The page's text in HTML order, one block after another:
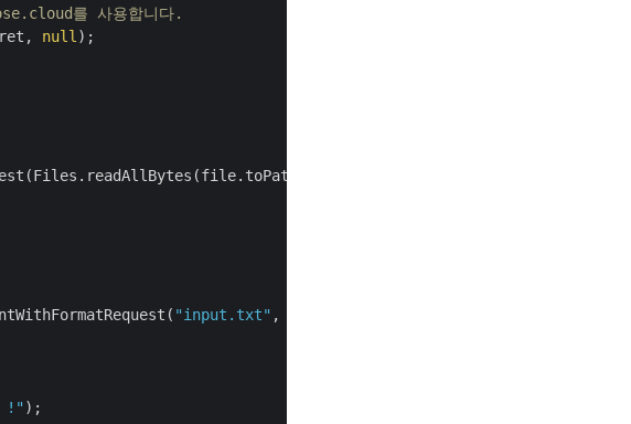
를 사용합니다.
null );
"input.txt" ,
!" );